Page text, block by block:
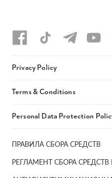
ПРАВИЛА СБОРА СРЕДСТВ
РЕГЛАМЕНТ СБОРА
Privacy Policy
Terms & Conditions
Personal Data Protection